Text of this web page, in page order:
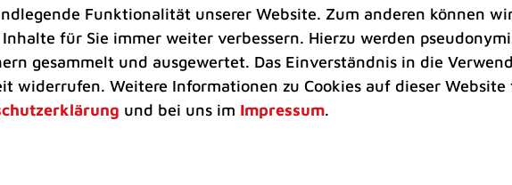
|
sozial
Umwelt |
Sternfahrt mit 100 Teilnehmenden
Funktionalität unserer Website. Zum anderen können
Inhalte für Sie immer weiter verbessern. Hierzu werden
gesammelt und ausgewertet. Das Einverständnis in die
widerrufen. Weitere Informationen zu Cookies auf dieser Website
und bei uns im Impressum.